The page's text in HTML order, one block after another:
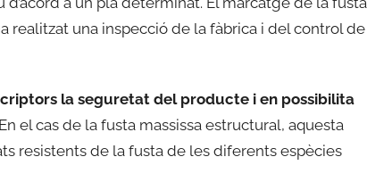
realitzat una inspecció de la fàbrica i del control de
la seguretat del producte i en possibilita
En el cas de la fusta massissa estructural, aquesta
resistents de la fusta de les diferents espècies